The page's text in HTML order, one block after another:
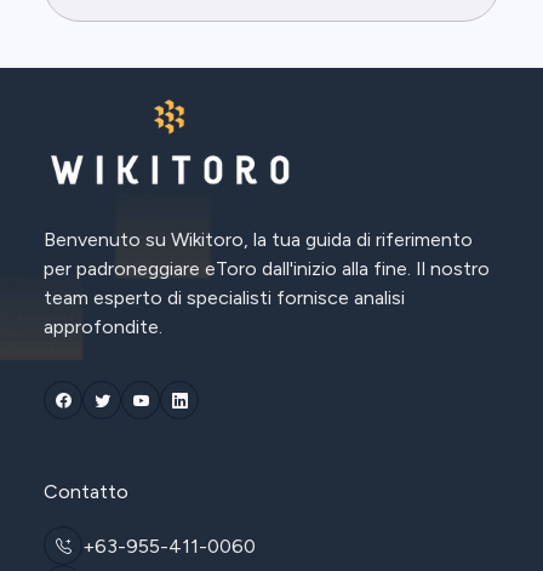
Benvenuto su Wikitoro, la tua guida di riferimento
per padroneggiare eToro dall'inizio alla fine. Il nostro
team esperto di specialisti fornisce analisi
approfondite.
Contatto
+63-955-411-0060